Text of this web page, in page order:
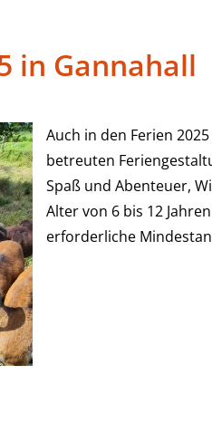
in Gannahall
Auch in den Ferien
betreuten
Spaß und Abenteuer,
Alter von 6 bis 12
erforderliche